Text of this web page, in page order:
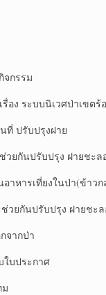
กรรม
ะบบนิเวศป่าเขตร้อ
รับปรุงฝาย
นปรับปรุง ฝายชะล
รเที่ยงในป่า(ข้าวก
นปรับปรุง ฝายชะล
ากป่า
ประกาศ